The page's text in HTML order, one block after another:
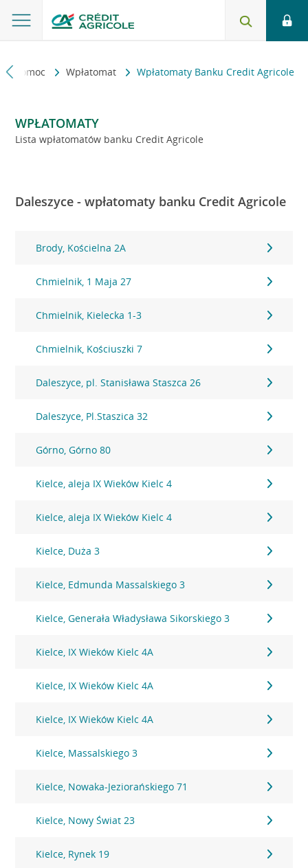
i pomoc Wpłatomat Wpłatomaty Banku Credit Agricole
WPŁATOMATY
Lista wpłatomatów banku Credit Agricole
Daleszyce - wpłatomaty banku Credit Agricole
Brody, Kościelna 2A
Chmielnik, 1 Maja 27
Chmielnik, Kielecka 1-3
Chmielnik, Kościuszki 7
Daleszyce, pl. Stanisława Staszca 26
Daleszyce, Pl.Staszica 32
Górno, Górno 80
Kielce, aleja IX Wieków Kielc 4
Kielce, aleja IX Wieków Kielc 4
Kielce, Duża 3
Kielce, Edmunda Massalskiego 3
Kielce, Generała Władysława Sikorskiego 3
Kielce, IX Wieków Kielc 4A
Kielce, IX Wieków Kielc 4A
Kielce, IX Wieków Kielc 4A
Kielce, Massalskiego 3
Kielce, Nowaka-Jeziorańskiego 71
Kielce, Nowy Świat 23
Kielce, Rynek 19